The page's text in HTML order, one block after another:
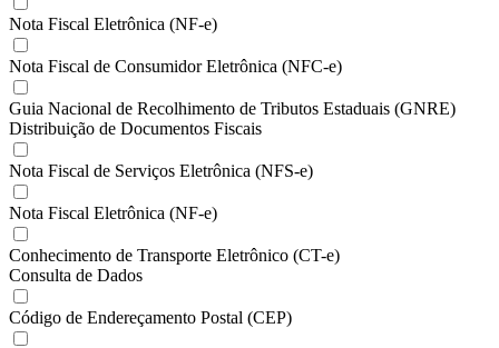
Nota Fiscal Eletrônica (NF-e)
Nota Fiscal de Consumidor Eletrônica (NFC-e)
Guia Nacional de Recolhimento de Tributos Estaduais (GNRE)
Distribuição de Documentos Fiscais
Nota Fiscal de Serviços Eletrônica (NFS-e)
Nota Fiscal Eletrônica (NF-e)
Conhecimento de Transporte Eletrônico (CT-e)
Consulta de Dados
Código de Endereçamento Postal (CEP)